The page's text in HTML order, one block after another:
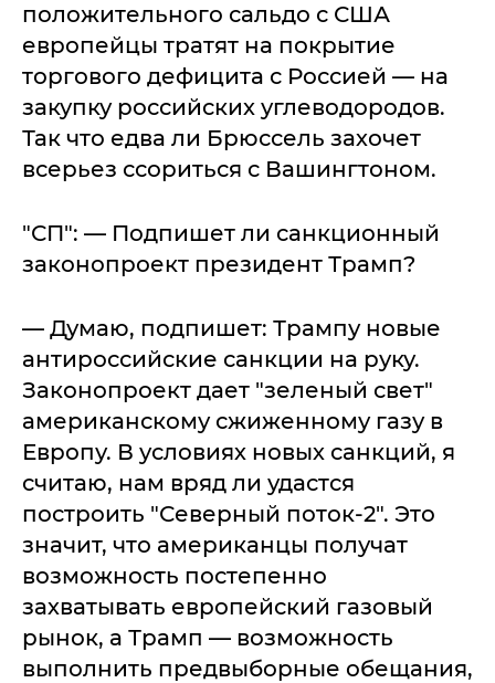
положительного сальдо с США
европейцы тратят на покрытие
торгового дефицита с Россией — на
закупку российских углеводородов.
Так что едва ли Брюссель захочет
всерьез ссориться с Вашингтоном.
"СП": — Подпишет ли санкционный
законопроект президент Трамп?
— Думаю, подпишет: Трампу новые
антироссийские санкции на руку.
Законопроект дает "зеленый свет"
американскому сжиженному газу в
Европу. В условиях новых санкций, я
считаю, нам вряд ли удастся
построить "Северный поток-2". Это
значит, что американцы получат
возможность постепенно
захватывать европейский газовый
рынок, а Трамп — возможность
выполнить предвыборные обещания,